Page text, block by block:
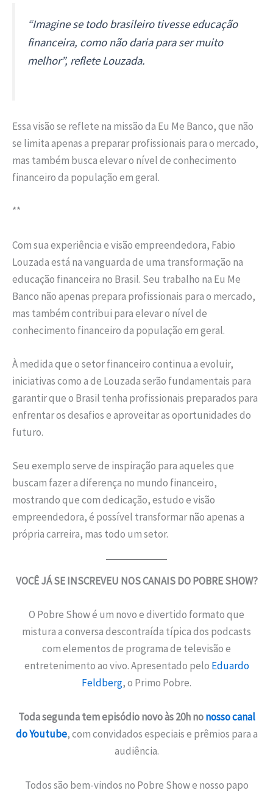
“Imagine se todo brasileiro tivesse educação
financeira, como não daria para ser muito
melhor”, reflete Louzada.
Essa visão se reflete na missão da Eu Me Banco, que não
se limita apenas a preparar profissionais para o mercado,
mas também busca elevar o nível de conhecimento
financeiro da população em geral.
**
Com sua experiência e visão empreendedora, Fabio
Louzada está na vanguarda de uma transformação na
educação financeira no Brasil. Seu trabalho na Eu Me
Banco não apenas prepara profissionais para o mercado,
mas também contribui para elevar o nível de
conhecimento financeiro da população em geral.
À medida que o setor financeiro continua a evoluir,
iniciativas como a de Louzada serão fundamentais para
garantir que o Brasil tenha profissionais preparados para
enfrentar os desafios e aproveitar as oportunidades do
futuro.
Seu exemplo serve de inspiração para aqueles que
buscam fazer a diferença no mundo financeiro,
mostrando que com dedicação, estudo e visão
empreendedora, é possível transformar não apenas a
própria carreira, mas todo um setor.
VOCÊ JÁ SE INSCREVEU NOS CANAIS DO POBRE SHOW?
O Pobre Show é um novo e divertido formato que
mistura a conversa descontraída típica dos podcasts
com elementos de programa de televisão e
entretenimento ao vivo. Apresentado pelo Eduardo
Feldberg, o Primo Pobre.
Toda segunda tem episódio novo às 20h nonosso canal
do Youtube, com convidados especiais e prêmios para a
audiência.
Todos são bem-vindos no Pobre Show e nosso papo